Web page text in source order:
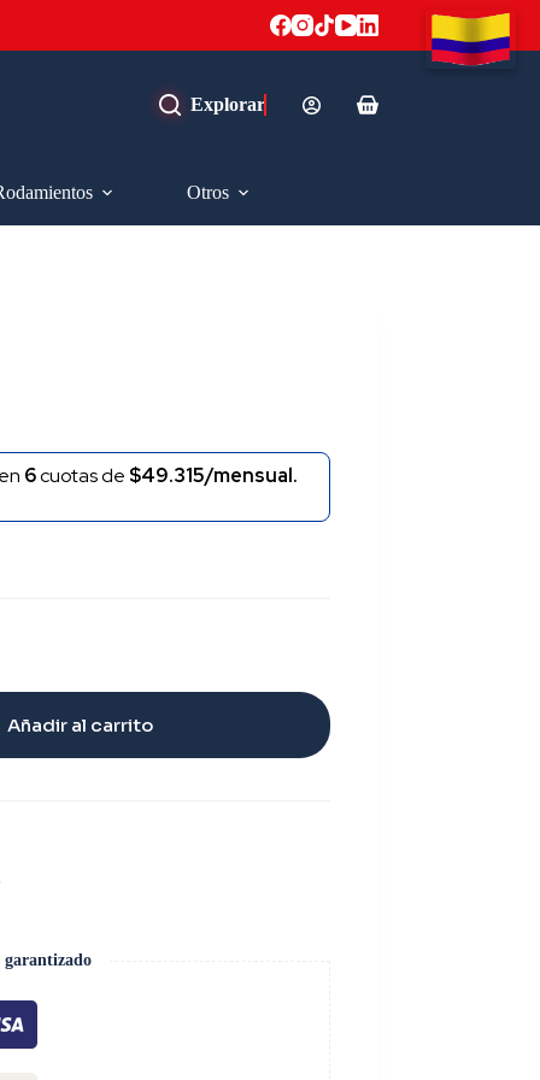
Carro
Otros
6cuotas de $49.315/mensual.
Añadir al carrito
garantizado